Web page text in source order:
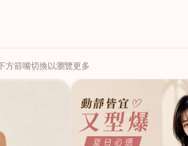
方箭嘴切換以瀏覽更多